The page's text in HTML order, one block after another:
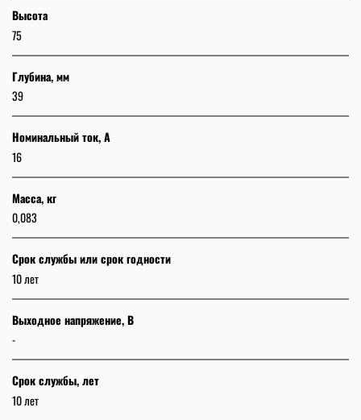
Высота
75
Глубина, мм
39
Номинальный ток, А
16
Масса, кг
0,083
Срок службы или срок годности
10 лет
Выходное напряжение, В
-
Срок службы, лет
10 лет